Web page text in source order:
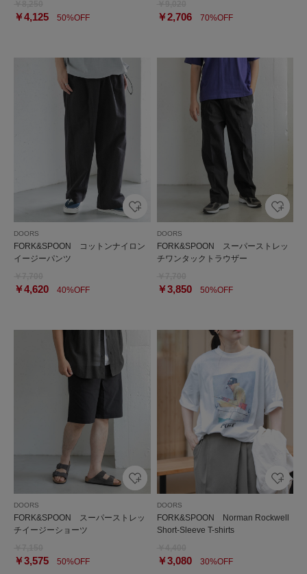
￥4,125 50%OFF ￥2,70670%OFF
DOORS
FORK&SPOON コットンナイロン
イージーパンツ
￥4,620 40%OFF
DOORS
FORK&SPOON スーパーストレッ
チワンタックトラウザー
￥3,85050%OFF
DOORS
FORK&SPOON スーパーストレッ
チイージーショーツ
￥3,575 50%OFF
DOORS
FORK&SPOON Norman Rockwell
Short-Sleeve T-shirts
￥3,08030%OFF